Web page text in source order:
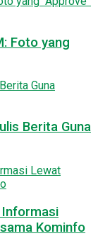
Foto yang
Berita Guna
Kominfo